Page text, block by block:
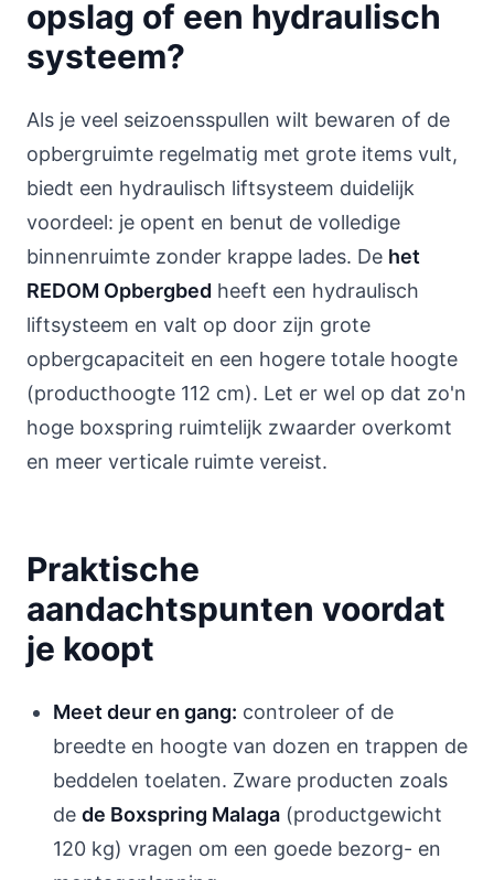
opslag of een hydraulisch
systeem?
Als je veel seizoensspullen wilt bewaren of de
opbergruimte regelmatig met grote items vult,
biedt een hydraulisch liftsysteem duidelijk
voordeel: je opent en benut de volledige
binnenruimte zonder krappe lades. De het
REDOM Opbergbed heeft een hydraulisch
liftsysteem en valt op door zijn grote
opbergcapaciteit en een hogere totale hoogte
(producthoogte 112 cm). Let er wel op dat zo'n
hoge boxspring ruimtelijk zwaarder overkomt
en meer verticale ruimte vereist.
Praktische
aandachtspunten voordat
je koopt
Meet deur en gang: controleer of de
breedte en hoogte van dozen en trappen de
beddelen toelaten. Zware producten zoals
de de Boxspring Malaga (productgewicht
120 kg) vragen om een goede bezorg- en